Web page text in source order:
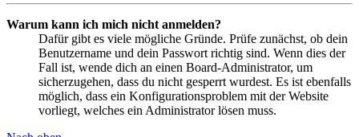
Warum kann ich mich nicht anmelden?
Dafür gibt es viele mögliche Gründe. Prüfe zunächst, ob dein
Benutzername und dein Passwort richtig sind. Wenn dies der
Fall ist, wende dich an einen Board-Administrator, um
sicherzugehen, dass du nicht gesperrt wurdest. Es ist ebenfalls
möglich, dass ein Konfigurationsproblem mit der Website
vorliegt, welches ein Administrator lösen muss.